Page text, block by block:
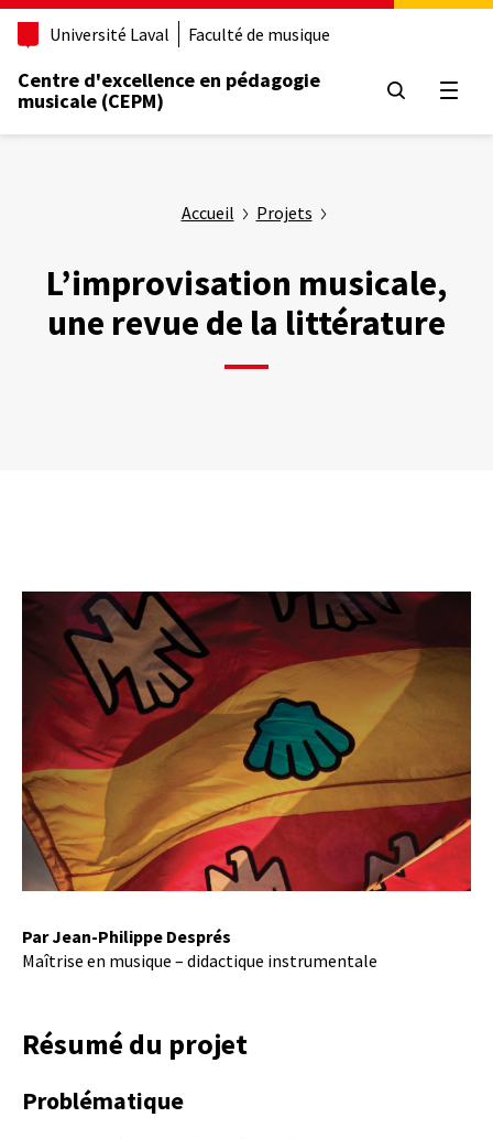
Aller
principal
Université Laval Faculté de musique
Centre d'excellence en pédagogie
musicale (CEPM)
Accueil Projets
L’improvisation musicale,
une revue de la littérature
Par Jean-Philippe Després
Maîtrise en musique – didactique instrumentale
Résumé du projet
Problématique